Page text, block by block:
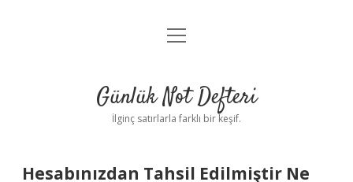
Anasayfa
Yasal Uyarı
menüyü
Günlük Not Defteri
İlginç satırlarla farklı bir keşif.
Hesabınızdan Tahsil Edilmiştir Ne